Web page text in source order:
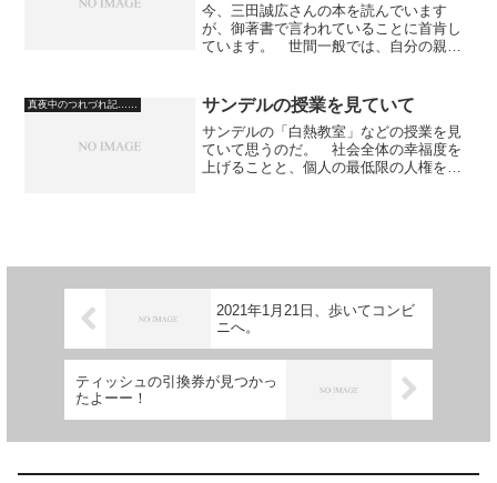
今、三田誠広さんの本を読んでいます
が、御著書で言われていることに首肯し
ています。 世間一般では、自分の親を
自宅で認知症の親の面倒を看るといった
状況が、よくあるらしいので...
真夜中のつれづれ記…… サンデルの授業を見ていて
サンデルの「白熱教室」などの授業を見
ていて思うのだ。 社会全体の幸福度を
上げることと、個人の最低限の人権を護
2021年1月21日、歩いてコンビ
ニへ。
ティッシュの引換券が見つかっ
たよーー！